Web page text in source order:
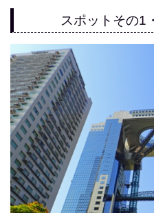
スポットその1